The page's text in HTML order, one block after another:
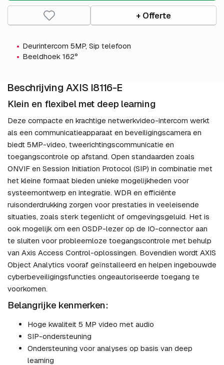
+ Offerte
Deurintercom 5MP, Sip telefoon
Beeldhoek 162°
Beschrijving AXIS I8116-E
Klein en flexibel met deep learning
Deze compacte en krachtige netwerkvideo-intercom werkt
als een communicatieapparaat en beveiligingscamera en
biedt 5MP-video, tweerichtingscommunicatie en
toegangscontrole op afstand. Open standaarden zoals
ONVIF en Session Initiation Protocol (SIP) in combinatie met
het kleine formaat bieden unieke mogelijkheden voor
systeemontwerp en integratie. WDR en efficiënte
ruisonderdrukking zorgen voor prestaties in veeleisende
situaties, zoals sterk tegenlicht of omgevingsgeluid. Het is
ook mogelijk om een OSDP-lezer op de IO-connector aan
te sluiten voor probleemloze toegangscontrole met behulp
van Axis Access Control-oplossingen. Bovendien wordt AXIS
Object Analytics vooraf geïnstalleerd en helpen ingebouwde
cyberbeveiligingsfuncties ongeautoriseerde toegang te
voorkomen.
Belangrijke kenmerken:
Hoge kwaliteit 5 MP video met audio
SIP-ondersteuning
Ondersteuning voor analyses op basis van deep
learning